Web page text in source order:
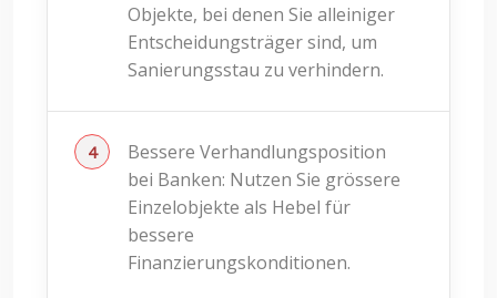
Objekte, bei denen Sie alleiniger
Entscheidungsträger sind, um
Sanierungsstau zu verhindern.
Bessere Verhandlungsposition
bei Banken: Nutzen Sie grössere
Einzelobjekte als Hebel für
bessere
Finanzierungskonditionen.